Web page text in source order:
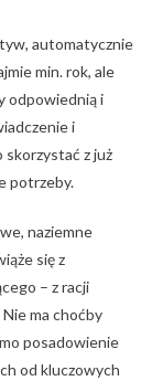
automatycznie
min. rok, ale
odpowiednią i
i
z już
potrzeby.
naziemne
się z
– z racji
ma choćby
posadowienie
od kluczowych